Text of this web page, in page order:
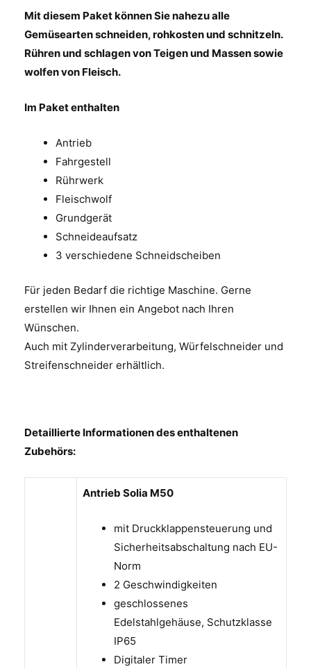
Mit diesem Paket können Sie nahezu alle
Gemüsearten schneiden, rohkosten und schnitzeln.
Rühren und schlagen von Teigen und Massen sowie
wolfen von Fleisch.
Im Paket enthalten
Antrieb
Fahrgestell
Rührwerk
Fleischwolf
Grundgerät
Schneideaufsatz
3 verschiedene Schneidscheiben
Für jeden Bedarf die richtige Maschine. Gerne
erstellen wir Ihnen ein Angebot nach Ihren
Wünschen.
Auch mit Zylinderverarbeitung, Würfelschneider und
Streifenschneider erhältlich.
Detaillierte Informationen des enthaltenen
Zubehörs:
Antrieb Solia M50
mit Druckklappensteuerung und
Sicherheitsabschaltung nach EU-
Norm
2 Geschwindigkeiten
geschlossenes
Edelstahlgehäuse, Schutzklasse
IP65
Digitaler Timer